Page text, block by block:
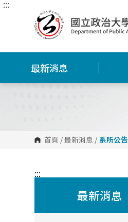
跳
區
:::
最新消息
首頁 /最新消息 / 系所公告
:::
最新消息